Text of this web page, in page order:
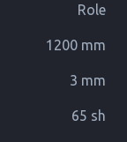
Role
1200 mm
3 mm
65 sh